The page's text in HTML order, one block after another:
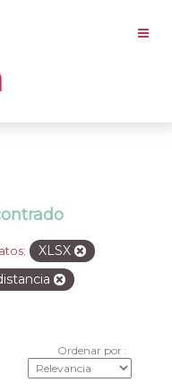
XLSX
Ordenar por